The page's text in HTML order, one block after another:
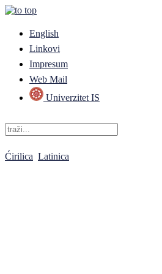
English
Linkovi
Impresum
Web Mail
Univerzitet IS
Ćirilica Latinica